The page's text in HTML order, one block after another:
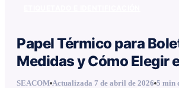
Papel Térmico para
Medidas y Cómo Elegir
SEACOM Actualizada 7 de abril de 2026 5 min